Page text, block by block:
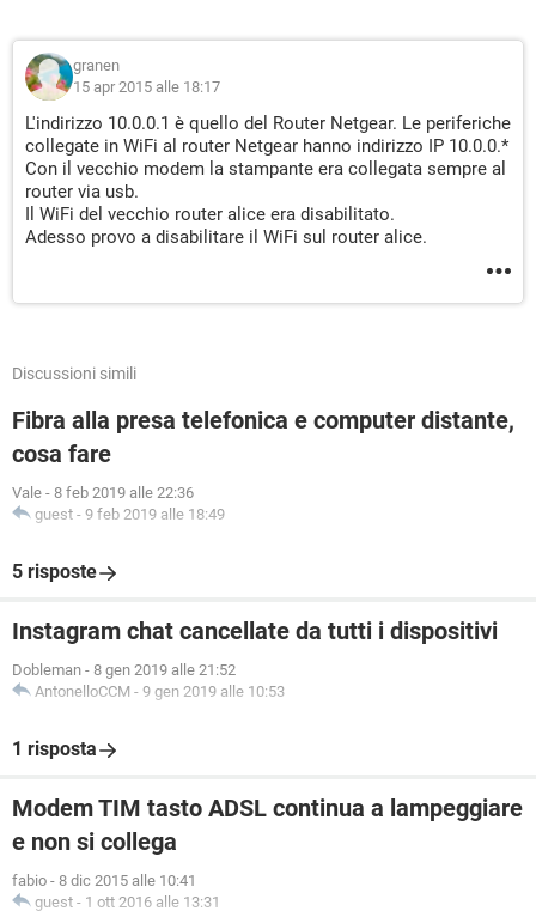
granen
15 apr 2015 alle 18:17
L'indirizzo 10.0.0.1 è quello del Router Netgear. Le periferiche
collegate in WiFi al router Netgear hanno indirizzo IP 10.0.0.*
Con il vecchio modem la stampante era collegata sempre al
router via usb.
Il WiFi del vecchio router alice era disabilitato.
Adesso provo a disabilitare il WiFi sul router alice.
Discussioni simili
Fibra alla presa telefonica e computer distante,
cosa fare
Vale - 8 feb 2019 alle 22:36
guest - 9 feb 2019 alle 18:49
5 risposte
Instagram chat cancellate da tutti i dispositivi
Dobleman - 8 gen 2019 alle 21:52
AntonelloCCM - 9 gen 2019 alle 10:53
1 risposta
Modem TIM tasto ADSL continua a lampeggiare
e non si collega
fabio - 8 dic 2015 alle 10:41
guest - 1 ott 2016 alle 13:31